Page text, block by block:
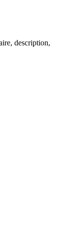
description,